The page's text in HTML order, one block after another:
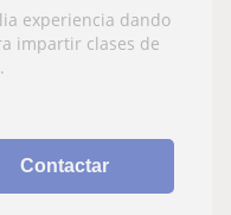
experiencia dando
impartir clases de
Contactar